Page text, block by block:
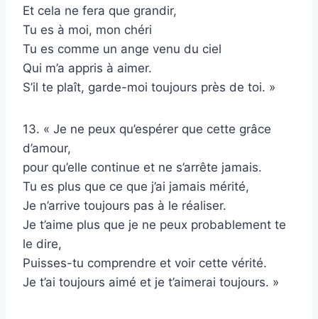
Et cela ne fera que grandir,
Tu es à moi, mon chéri
Tu es comme un ange venu du ciel
Qui m’a appris à aimer.
S’il te plaît, garde-moi toujours près de toi. »
13. « Je ne peux qu’espérer que cette grâce
d’amour,
pour qu’elle continue et ne s’arrête jamais.
Tu es plus que ce que j’ai jamais mérité,
Je n’arrive toujours pas à le réaliser.
Je t’aime plus que je ne peux probablement te
le dire,
Puisses-tu comprendre et voir cette vérité.
Je t’ai toujours aimé et je t’aimerai toujours. »